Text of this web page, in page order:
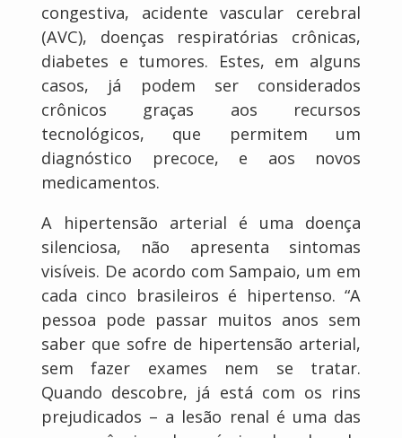
congestiva, acidente vascular cerebral
(AVC), doenças respiratórias crônicas,
diabetes e tumores. Estes, em alguns
casos, já podem ser considerados
crônicos graças aos recursos
tecnológicos, que permitem um
diagnóstico precoce, e aos novos
medicamentos.
A hipertensão arterial é uma doença
silenciosa, não apresenta sintomas
visíveis. De acordo com Sampaio, um em
cada cinco brasileiros é hipertenso. “A
pessoa pode passar muitos anos sem
saber que sofre de hipertensão arterial,
sem fazer exames nem se tratar.
Quando descobre, já está com os rins
prejudicados – a lesão renal é uma das